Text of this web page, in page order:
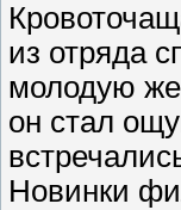
из отряда
молодую
он стал
Новинки